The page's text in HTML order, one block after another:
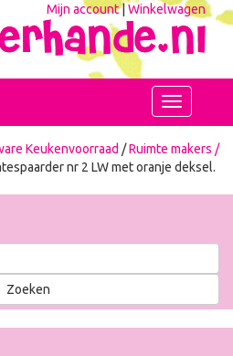
Mijn account|Winkelwagen
Toggle
navigation
Keukenvoorraad /Ruimte makers /
nr 2 LW met oranje deksel.